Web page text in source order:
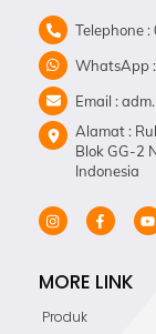
Telephone
WhatsApp
Email :
Alamat :
Blok GG-2
Indonesia
MORE LINK
Produk